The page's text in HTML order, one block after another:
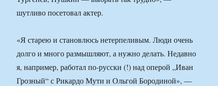
шутливо посетовал актер.
«Я старею и становлюсь нетерпеливым. Люди очень
долго и много размышляют, а нужно делать. Недавно
я, например, работал по-русски (!) над оперой „Иван
Грозный“ с Рикардо Мути и Ольгой Бородиной», —